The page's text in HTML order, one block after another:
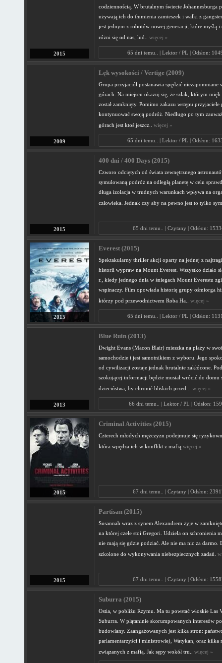
2015
codziennością. W brutalnym świecie Johannesburga
używają ich do tłumienia zamieszek i walki z
jest jednym z robotów nowej generacji, które myślą i
różni się od nas, lud.. więcej »
65 dni temu.. | Lektor / PL | Odsłon:
2009
Lęk wysokości / Vertige (2009)
Grupa przyjaciół postanawia spędzić niezapomniane
górach. Na miejscu okazuj się, że szlak, którym mięli
został zamknięty. Pomimo zakazu wstępu przyjaciele
kontynuować swoją podróż. Niedługo po tym
górach jest ktoś jeszcz.. więcej »
65 dni temu.. | Lektor / PL | Odsłon:
2015
400 dni / 400 Days (2015)
Czworo odciętych od świata zewnętrznego
symulowaną podróż na odległą planetę w celu
długa izolacja w trudnych warunkach wpływa na
człowieka. Jednak czy aby na pewno jest to tylko
65 dni temu.. | Czytany | Odsłon:
2015
Everest (2015)
Spektakularny thriller akcji oparty na jednej z
historii wypraw na Mount Everest. Wszystko działo
r., kiedy jednego dnia w śniegach Mount Everestu
wspinaczy. Film opowiada historię grupy ośmiorga
którzy pod przewodnictwem Roba Ha.. więcej »
65 dni temu.. | Lektor / PL | Odsłon:
2013
Blue Ruin (2013)
Dwight Evans (Macon Blair) mieszka na plaży w
samochodzie i jest samotnikiem z wyboru. Jego
od cywilizacji zostaje jednak brutalnie zakłócone.
szokującej informacji będzie musiał wrócić do domu
dzieciństwa, by chronić bliskich przed .. więcej »
66 dni temu.. | Lektor / PL | Odsłon:
2015
Criminal Activities (2015)
Czterech młodych mężczyzn podejmuje się
która wpędza ich w konflikt z mafią więcej »
67 dni temu.. | Czytany | Odsłon:
2015
Partisan (2015)
Susannah wraz z synem Alexandrem żyje w
na której czele stoi Gregori. Udziela on schronienia
nie mają się gdzie podziać. Ale nie ma nic za darmo.
szkolone do wykonywania niebezpiecznych zadań.
67 dni temu.. | Czytany | Odsłon:
Suburra (2015)
Ostia, w pobliżu Rzymu. Ma tu powstać włoskie Las
Suburra. W plątaninie skorumpowanych interesów
budowlany. Zaangażowanych jest kilka stron:
parlamentarzyści i ministrowie), Watykan, oraz kilka
związanych z mafią. Jak sępy wokół tru.. więcej »